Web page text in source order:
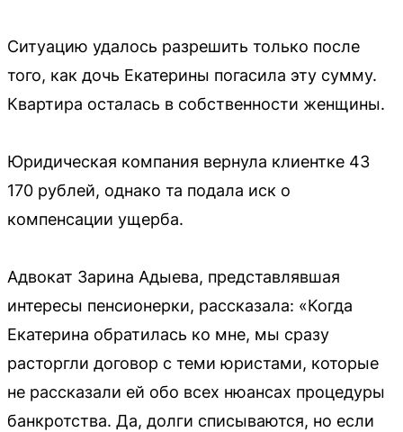
Ситуацию удалось разрешить только после
того, как дочь Екатерины погасила эту сумму.
Квартира осталась в собственности женщины.
Юридическая компания вернула клиентке 43
170 рублей, однако та подала иск о
компенсации ущерба.
Адвокат Зарина Адыева, представлявшая
интересы пенсионерки, рассказала: «Когда
Екатерина обратилась ко мне, мы сразу
расторгли договор с теми юристами, которые
не рассказали ей обо всех нюансах процедуры
банкротства. Да, долги списываются, но если